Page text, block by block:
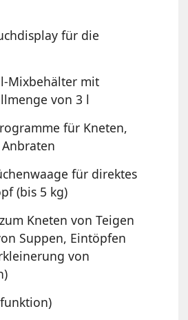
für die
Mixbehälter mit
von 3 l
für Kneten,
für direktes
(bis 5 kg)
Kneten von Teigen
Suppen, Eintöpfen
von